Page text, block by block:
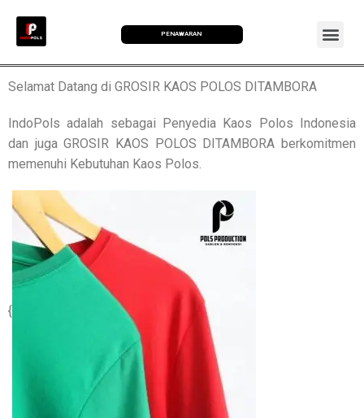
PENAWARAN
Selamat Datang di GROSIR KAOS POLOS DITAMBORA
IndoPols adalah sebagai Penyedia Kaos Polos Indonesia
dan juga GROSIR KAOS POLOS DITAMBORA berkomitmen
memenuhi Kebutuhan Kaos Polos.
{